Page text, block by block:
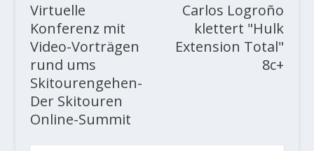
Virtuelle
Konferenz mit
Video-Vorträgen
rund ums
Skitourengehen-
Der Skitouren
Online-Summit
Carlos Logroño
klettert "Hulk
Extension Total"
8c+